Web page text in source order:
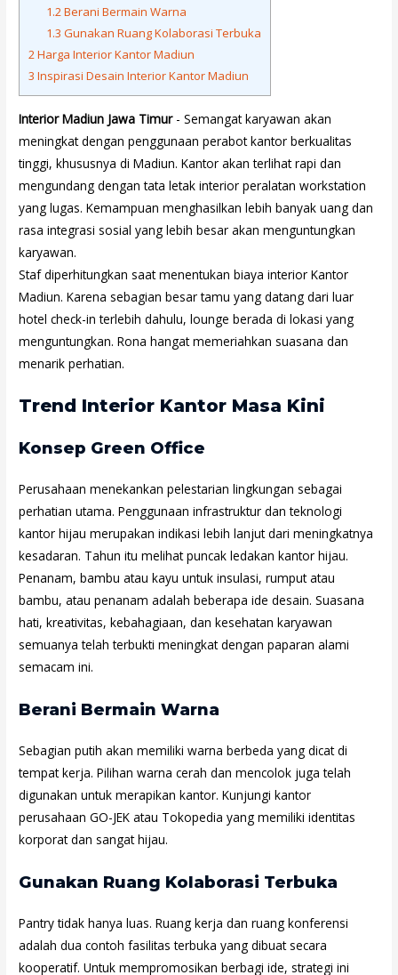
1.2 Berani Bermain Warna
1.3 Gunakan Ruang Kolaborasi Terbuka
2 Harga Interior Kantor Madiun
3 Inspirasi Desain Interior Kantor Madiun
Interior Madiun Jawa Timur - Semangat karyawan akan
meningkat dengan penggunaan perabot kantor berkualitas
tinggi, khususnya di Madiun. Kantor akan terlihat rapi dan
mengundang dengan tata letak interior peralatan workstation
yang lugas. Kemampuan menghasilkan lebih banyak uang dan
rasa integrasi sosial yang lebih besar akan menguntungkan
karyawan.
Staf diperhitungkan saat menentukan biayainterior Kantor
Madiun. Karena sebagian besar tamu yang datang dari luar
hotel check-in terlebih dahulu, lounge berada di lokasi yang
menguntungkan. Rona hangat memeriahkan suasana dan
menarik perhatian.
Trend Interior Kantor Masa Kini
Konsep Green Office
Perusahaan menekankan pelestarian lingkungan sebagai
perhatian utama. Penggunaan infrastruktur dan teknologi
kantor hijau merupakan indikasi lebih lanjut dari meningkatnya
kesadaran. Tahun itu melihat puncak ledakan kantor hijau.
Penanam, bambu atau kayu untuk insulasi, rumput atau
bambu, atau penanam adalah beberapa ide desain. Suasana
hati, kreativitas, kebahagiaan, dan kesehatan karyawan
semuanya telah terbukti meningkat dengan paparan alami
semacam ini.
Berani Bermain Warna
Sebagian putih akan memiliki warna berbeda yang dicat di
tempat kerja. Pilihan warna cerah dan mencolok juga telah
digunakan untuk merapikan kantor. Kunjungi kantor
perusahaan GO-JEK atau Tokopedia yang memiliki identitas
korporat dan sangat hijau.
Gunakan Ruang Kolaborasi Terbuka
Pantry tidak hanya luas. Ruang kerja dan ruang konferensi
adalah dua contoh fasilitas terbuka yang dibuat secara
kooperatif. Untuk mempromosikan berbagi ide, strategi ini